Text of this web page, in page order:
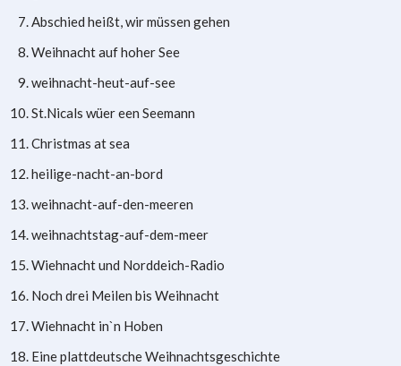
Abschied heißt, wir müssen gehen
Weihnacht auf hoher See
weihnacht-heut-auf-see
St.Nicals wüer een Seemann
Christmas at sea
heilige-nacht-an-bord
weihnacht-auf-den-meeren
weihnachtstag-auf-dem-meer
Wiehnacht und Norddeich-Radio
Noch drei Meilen bis Weihnacht
Wiehnacht in`n Hoben
Eine plattdeutsche Weihnachtsgeschichte